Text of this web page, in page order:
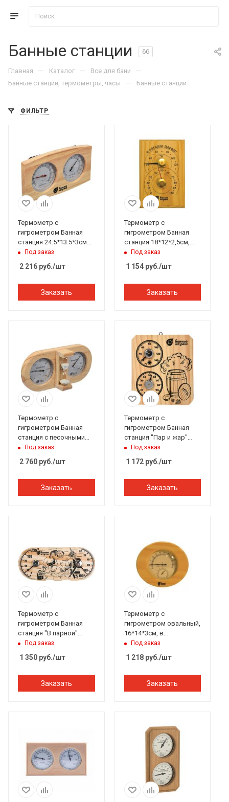
Банные станции 66
Главная — Каталог — Все для бани —
Банные станции, термометры, часы — Банные станции
ФИЛЬТР
Термометр с
гигрометром Банная
станция 24.5*13.5*3см
Банные штучки
Под заказ
2 216 руб./шт
Заказать
Термометр с
гигрометром Банная
станция 18*12*2,5см,
Банные штучки
Под заказ
1 154руб./шт
Заказать
Термометр с
гигрометром Банная
станция с песочными
часами 27*13,8*7,5 см
Банные штучки
Под заказ
2 760 руб./шт
Заказать
Термометр с
гигрометром Банная
станция "Пар и жар"
15*17*2,5 см Банные
штучки
Под заказ
1 172руб./шт
Заказать
Термометр с
гигрометром Банная
станция "В парной"
25*11 см Банные штучки
Под заказ
1 350 руб./шт
Заказать
Термометр с
гигрометром овальный,
16*14*3см, в
дерев.корпусе Банные
Под заказ
1 218руб./шт
Заказать